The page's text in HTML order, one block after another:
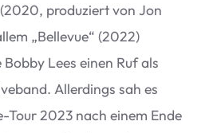
(2020, pro­du­ziert von Jon
„Bel­le­vue“ (2022)
Lees einen Ruf als
Aller­dings sah es
Tour 2023 nach einem Ende